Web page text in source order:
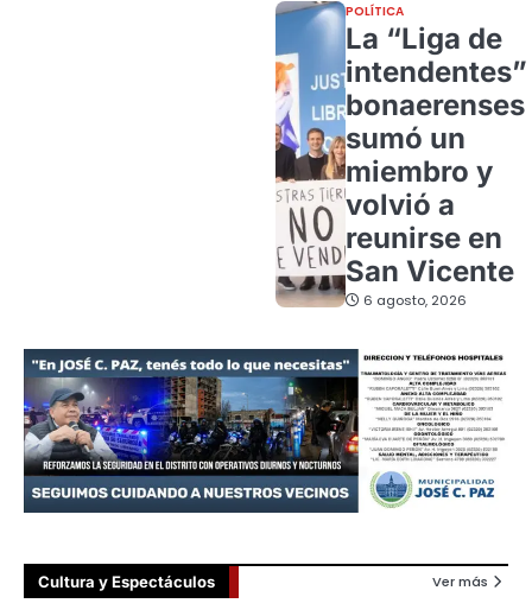
POLÍTICA
La “Liga de
intendentes”
bonaerenses
sumó un
miembro y
volvió a
reunirse en
San Vicente
6 agosto, 2026
Cultura y Espectáculos Ver más